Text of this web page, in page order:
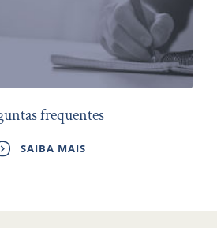
frequentes
SAIBA MAIS